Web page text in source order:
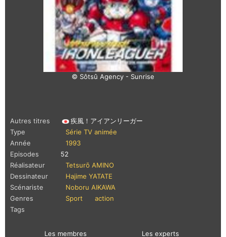
© Sôtsû Agency - Sunrise
Autres titres
疾風！アイアンリーガー
Type
Série TV animée
Année
1993
Episodes
52
Réalisateur
Tetsurō AMINO
Dessinateur
Hajime YATATE
Scénariste
Noboru AIKAWA
Genres
Sport
action
Tags
Les membres Les experts